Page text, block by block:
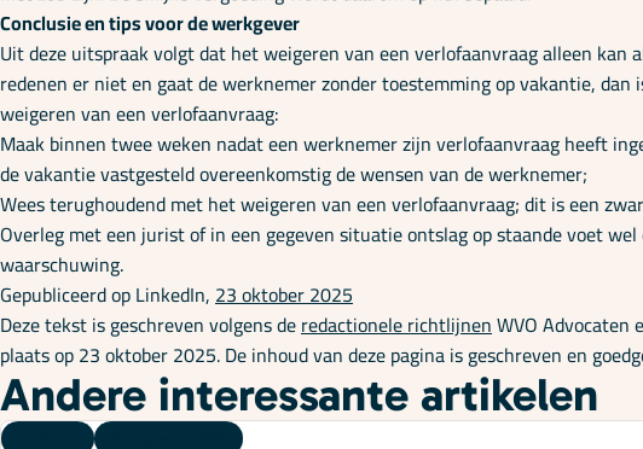
Conclusie en tips voor de werkgever
Uit deze uitspraak volgt dat het weigeren van een verlofaanvraag alleen
redenen er niet en gaat de werknemer zonder toestemming op vakantie,
weigeren van een verlofaanvraag:
Maak binnen twee weken nadat een werknemer zijn verlofaanvraag heeft
de vakantie vastgesteld overeenkomstig de wensen van de werknemer;
Wees terughoudend met het weigeren van een verlofaanvraag; dit is een
Overleg met een jurist of in een gegeven situatie ontslag op staande voet
waarschuwing.
Gepubliceerd op LinkedIn,23 oktober 2025
Deze tekst is geschreven volgens deredactionele richtlijnenWVO
plaats op 23 oktober 2025. De inhoud van deze pagina is geschreven en
Andere interessante artikelen